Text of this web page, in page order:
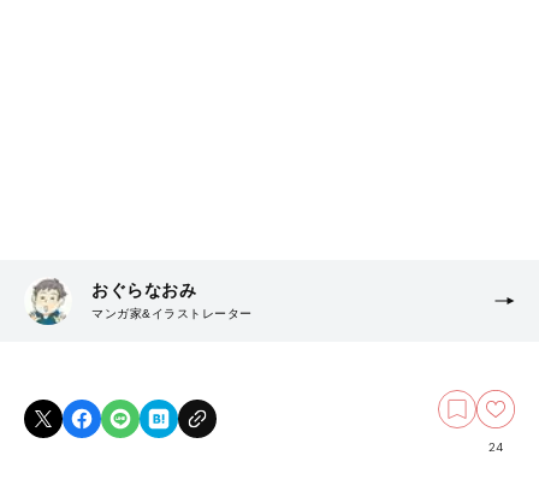
おぐらなおみ
マンガ家&イラストレーター
24